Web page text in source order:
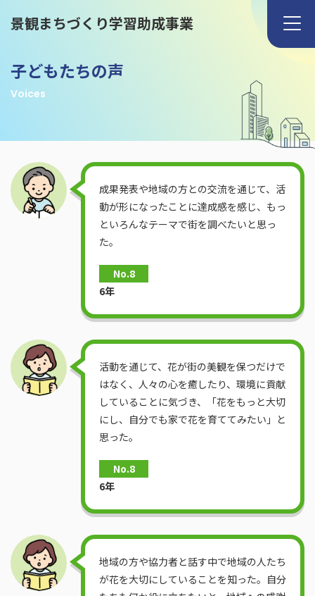
景観まちづくり学習助成事業
子どもたちの声
Voices
成果発表や地域の方との交流を通じて、活
動が形になったことに達成感を感じ、もっ
といろんなテーマで街を調べたいと思っ
た。
No.8
6年
活動を通じて、花が街の美観を保つだけで
はなく、人々の心を癒したり、環境に貢献
していることに気づき、「花をもっと大切
にし、自分でも家で花を育ててみたい」と
思った。
No.8
6年
地域の方や協力者と話す中で地域の人たち
が花を大切にしていることを知った。自分